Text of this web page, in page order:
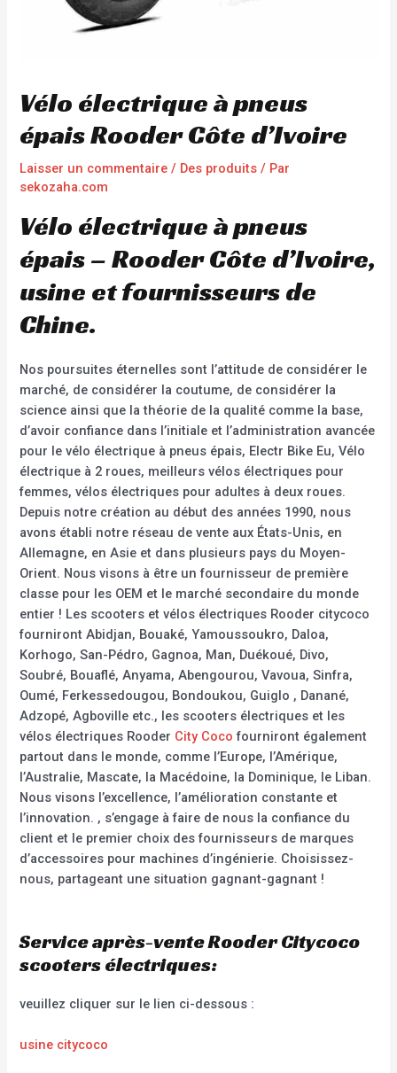
Vélo électrique à pneus
épais Rooder Côte d’Ivoire
Laisser un commentaire / Des produits / Par
sekozaha.com
Vélo électrique à pneus
épais – Rooder Côte d’Ivoire,
usine et fournisseurs de
Chine.
Nos poursuites éternelles sont l’attitude de considérer le
marché, de considérer la coutume, de considérer la
science ainsi que la théorie de la qualité comme la base,
d’avoir confiance dans l’initiale et l’administration avancée
pour le vélo électrique à pneus épais, Electr Bike Eu, Vélo
électrique à 2 roues, meilleurs vélos électriques pour
femmes, vélos électriques pour adultes à deux roues.
Depuis notre création au début des années 1990, nous
avons établi notre réseau de vente aux États-Unis, en
Allemagne, en Asie et dans plusieurs pays du Moyen-
Orient. Nous visons à être un fournisseur de première
classe pour les OEM et le marché secondaire du monde
entier ! Les scooters et vélos électriques Rooder citycoco
fourniront Abidjan, Bouaké, Yamoussoukro, Daloa,
Korhogo, San-Pédro, Gagnoa, Man, Duékoué, Divo,
Soubré, Bouaflé, Anyama, Abengourou, Vavoua, Sinfra,
Oumé, Ferkessedougou, Bondoukou, Guiglo , Danané,
Adzopé, Agboville etc., les scooters électriques et les
vélos électriques Rooder City Coco fourniront également
partout dans le monde, comme l’Europe, l’Amérique,
l’Australie, Mascate, la Macédoine, la Dominique, le Liban.
Nous visons l’excellence, l’amélioration constante et
l’innovation. , s’engage à faire de nous la confiance du
client et le premier choix des fournisseurs de marques
d’accessoires pour machines d’ingénierie. Choisissez-
nous, partageant une situation gagnant-gagnant !
Service après-vente Rooder Citycoco
scooters électriques:
veuillez cliquer sur le lien ci-dessous :
usine citycoco